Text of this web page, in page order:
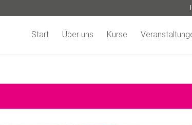
Start Über uns Kurse